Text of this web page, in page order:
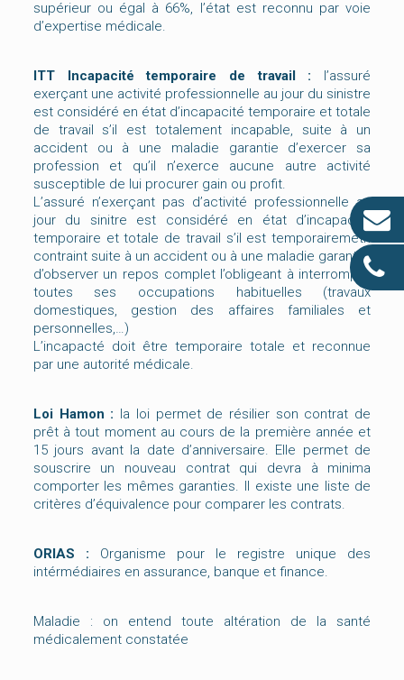
supérieur ou égal à 66%, l’état est reconnu par voie
d’expertise médicale.
ITT Incapacité temporaire de travail : l’assuré
exerçant une activité professionnelle au jour du sinistre
est considéré en état d’incapacité temporaire et totale
de travail s’il est totalement incapable, suite à un
accident ou à une maladie garantie d’exercer sa
profession et qu’il n’exerce aucune autre activité
susceptible de lui procurer gain ou profit.
L’assuré n’exerçant pas d’activité professionnelle au
jour du sinitre est considéré en état d’incapacité
temporaire et totale de travail s’il est temporairemetn
contraint suite à un accident ou à une maladie garantie,
d’observer un repos complet l’obligeant à interrompre
toutes ses occupations habituelles (travaux
domestiques, gestion des affaires familiales et
personnelles,…)
L’incapacté doit être temporaire totale et reconnue
par une autorité médicale.
Loi Hamon : la loi permet de résilier son contrat de
prêt à tout moment au cours de la première année et
15 jours avant la date d’anniversaire. Elle permet de
souscrire un nouveau contrat qui devra à minima
comporter les mêmes garanties. Il existe une liste de
critères d’équivalence pour comparer les contrats.
ORIAS : Organisme pour le registre unique des
intérmédiaires en assurance, banque et finance.
Maladie : on entend toute altération de la santé
médicalement constatée